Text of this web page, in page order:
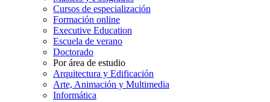
Cursos de especialización
Formación online
Executive Education
Escuela de verano
Doctorado
Por área de estudio
Arquitectura y Edificación
Arte, Animación y Multimedia
Informática